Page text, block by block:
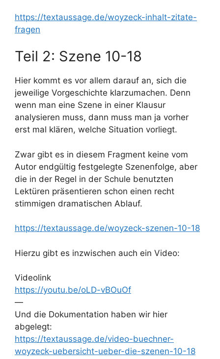
https://textaussage.de/woyzeck-inhalt-zitate-
fragen
Teil 2: Szene 10-18
Hier kommt es vor allem darauf an, sich die
jeweilige Vorgeschichte klarzumachen. Denn
wenn man eine Szene in einer Klausur
analysieren muss, dann muss man ja vorher
erst mal klären, welche Situation vorliegt.
Zwar gibt es in diesem Fragment keine vom
Autor endgültig festgelegte Szenenfolge, aber
die in der Regel in der Schule benutzten
Lektüren präsentieren schon einen recht
stimmigen dramatischen Ablauf.
https://textaussage.de/woyzeck-szenen-10-18
Hierzu gibt es inzwischen auch ein Video:
Videolink
https://youtu.be/oLD-vBOuOf
—
Und die Dokumentation haben wir hier
abgelegt:
https://textaussage.de/video-buechner-
woyzeck-uebersicht-ueber-die-szenen-10-18